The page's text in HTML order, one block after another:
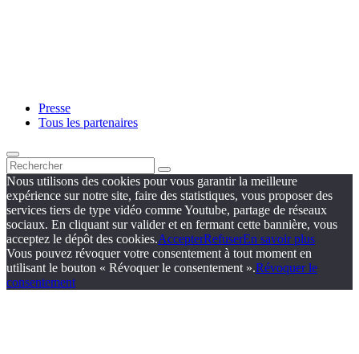
Presse
Tous les partenaires
Nous utilisons des cookies pour vous garantir la meilleure
expérience sur notre site, faire des statistiques, vous proposer des
services tiers de type vidéo comme Youtube, partage de réseaux
sociaux. En cliquant sur valider et en fermant cette bannière, vous
acceptez le dépôt des cookies.AccepterRefuserEn savoir plus
Vous pouvez révoquer votre consentement à tout moment en
utilisant le bouton « Révoquer le consentement ».Révoquer le
consentement